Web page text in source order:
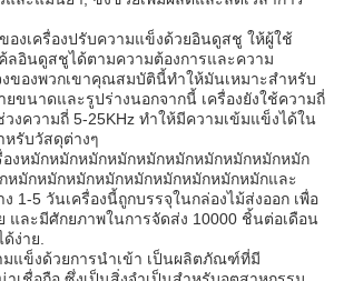
องเครื่องปรับความแข็งด้วยอินดูสชู ให้ผู้ใช้
ลอินดูสชูได้ตามความต้องการและความ
งของพวกเขาคุณสมบัตินี้ทําให้มันเหมาะสําหรับ
ขนาดและรูปร่างนอกจากนี้ เครื่องยังใช้ความถี่
งความถี่ 5-25KHz ทําให้มีความเข้มแข็งได้ใน
รับวัสดุต่างๆ
องหมักหมักหมักหมักหมักหมักหมักหมักหมักหมัก
หมักหมักหมักหมักหมักหมักหมักหมักหมักและ
ง 1-5 วันเครื่องนี้ถูกบรรจุในกล่องไม้ส่งออก เพื่อ
และมีศักยภาพในการจัดส่ง 10000 ชิ้นต่อเดือน
ง่าย.
มแข็งด้วยการนําเข้า เป็นผลิตภัณฑ์ที่มี